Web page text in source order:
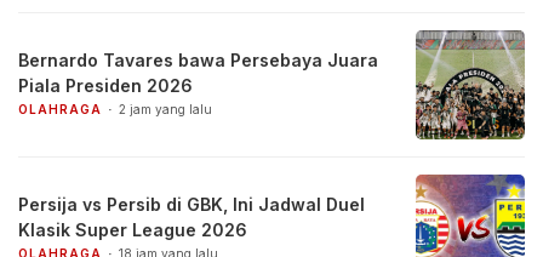
Bernardo Tavares bawa Persebaya Juara
Piala Presiden 2026
OLAHRAGA 2 jam yang lalu
Persija vs Persib di GBK, Ini Jadwal Duel
Klasik Super League 2026
OLAHRAGA 18 jam yang lalu